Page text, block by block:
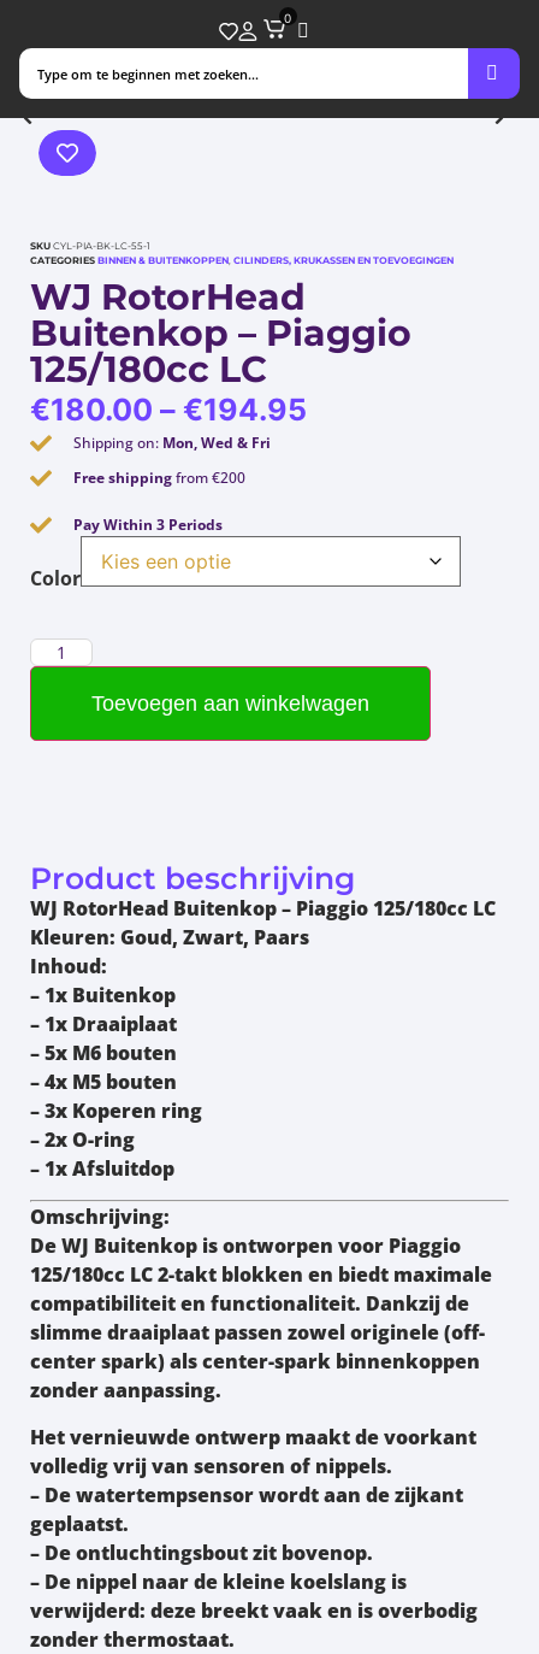
0
SKU CYL-PIA-BK-LC-55-1
CATEGORIES BINNEN & BUITENKOPPEN, CILINDERS, KRUKASSEN EN TOEVOEGINGEN
WJ RotorHead
Buitenkop – Piaggio
125/180cc LC
€180.00 – €194.95
Shipping on: Mon, Wed & Fri
Free shippingfrom €200
Pay Within 3 Periods
Color
Toevoegen aan winkelwagen
Product beschrijving
WJ RotorHead Buitenkop – Piaggio 125/180cc LC
Kleuren: Goud, Zwart, Paars
Inhoud:
– 1x Buitenkop
– 1x Draaiplaat
– 5x M6 bouten
– 4x M5 bouten
– 3x Koperen ring
– 2x O-ring
– 1x Afsluitdop
Omschrijving:
DeWJ Buitenkop is ontworpen voor Piaggio
125/180cc LC 2-takt blokken en biedt maximale
compatibiliteit en functionaliteit. Dankzij de
slimmedraaiplaat passen zowel originele (off-
center spark) als center-spark binnenkoppen
zonder aanpassing.
Het vernieuwde ontwerp maakt devoorkant
volledig vrij van sensoren of nippels.
– Dewatertempsensorwordt aan de zijkant
geplaatst.
– Deontluchtingsboutzit bovenop.
– De nippel naar de kleine koelslang is
verwijderd: deze breekt vaak en is overbodig
zonder thermostaat.